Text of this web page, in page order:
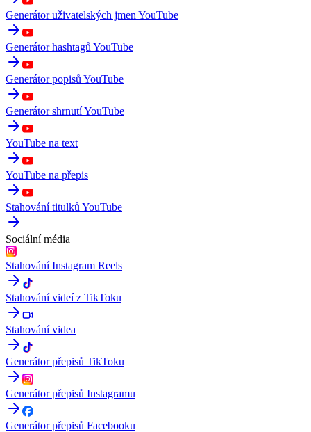
Generátor uživatelských jmen YouTube
Generátor hashtagů YouTube
Generátor popisů YouTube
Generátor shrnutí YouTube
YouTube na text
YouTube na přepis
Stahování titulků YouTube
Sociální média
Stahování Instagram Reels
Stahování videí z TikToku
Stahování videa
Generátor přepisů TikToku
Generátor přepisů Instagramu
Generátor přepisů Facebooku